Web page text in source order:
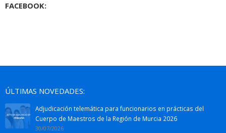
FACEBOOK:
ÚLTIMAS NOVEDADES:
Adjudicación telemática para funcionarios en prácticas del
Cuerpo de Maestros de la Región de Murcia 2026
30/07/2026